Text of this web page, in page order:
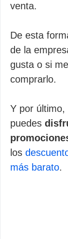
venta.
De esta
de la
gusta o si
comprarlo.
Y por último,
puedes
los
más barato.